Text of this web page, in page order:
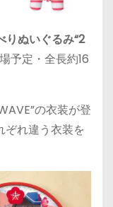
ぬいぐるみ“2
予定・全長約16
の衣装が登
れ違う衣装を